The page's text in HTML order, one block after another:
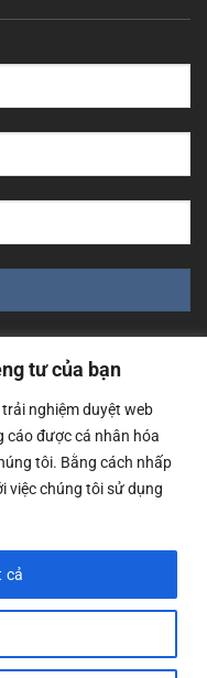
tư của bạn
nghiệm duyệt web
cáo được cá nhân hóa
tôi. Bằng cách nhấp
việc chúng tôi sử dụng
cả
ĐKKD: 0108783483
và Đầu Tư Tp. Hà
All Rights Reserved